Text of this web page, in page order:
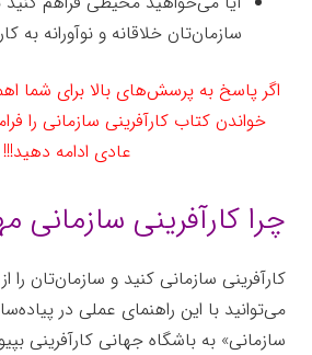
سازمان‌تان خلاقانه و نوآورانه به
اگر پاسخ به پرسش‌های بالا برای شما
خواندن کتاب کارآفرینی سازمانی را
عادی ادامه دهید!!!
چرا کارآفرینی
کارآفرینی سازمانی کنید و سازمان‌تان را
می‌توانید با این راهنمای عملی در
سازمانی» به باشگاه جهانی کارآفرینی